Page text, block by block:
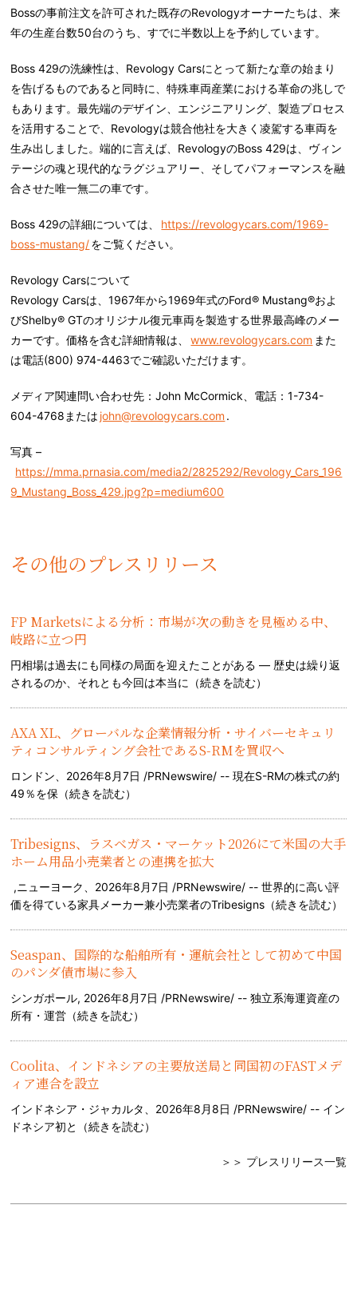
Bossの事前注文を許可された既存のRevologyオーナーたちは、来
年の生産台数50台のうち、すでに半数以上を予約しています。
Boss 429の洗練性は、 Revology Carsにとって新たな章の始まり
を告げるものであると同時に、特殊車両産業における革命の兆しで
もあります。最先端のデザイン、エンジニアリング、製造プロセス
を活用することで、 Revologyは競合他社を大きく凌駕する車両を
生み出しました。端的に言えば、 RevologyのBoss 429は、ヴィン
テージの魂と現代的なラグジュアリー、そしてパフォーマンスを融
合させた唯一無二の車です。
Boss 429の詳細については、
https://revologycars.com/1969-
boss-mustang/をご覧ください。
Revology Carsについて
Revology Carsは、1967年から1969年式のFord® Mustang®およ
びShelby® GTのオリジナル復元車両を製造する世界最高峰のメー
カーです。価格を含む詳細情報は、
www.revologycars.com また
は電話(800) 974-4463でご確認いただけます。
メディア関連問い合わせ先：John McCormick 、電話：1-734-
604-4768 または john@revologycars.com .
写真 –
https://mma.prnasia.com/media2/2825292/Revology_Cars_196
9_Mustang_Boss_429.jpg?p=medium600
その他のプレスリリース
FP Marketsによる分析：市場が次の動きを見極める中、
岐路に立つ円
円相場は過去にも同様の局面を迎えたことがある — 歴史は繰り返
されるのか、それとも今回は本当に（続きを読む）
AXA XL、グローバルな企業情報分析・サイバーセキュリ
ティコンサルティング会社であるS-RMを買収へ
ロンドン、2026年8月7日 /PRNewswire/ -- 現在S-RMの株式の約
49％を保（続きを読む）
Tribesigns、ラスベガス・マーケット2026にて米国の大手
ホーム用品小売業者との連携を拡大
,ニューヨーク、2026年8月7日 /PRNewswire/ -- 世界的に高い評
価を得ている家具メーカー兼小売業者のTribesigns（続きを読む）
Seaspan、国際的な船舶所有・運航会社として初めて中国
のパンダ債市場に参入
シンガポール, 2026年8月7日 /PRNewswire/ -- 独立系海運資産の
所有・運営（続きを読む）
Coolita、インドネシアの主要放送局と同国初のFASTメデ
ィア連合を設立
インドネシア・ジャカルタ、2026年8月8日 /PRNewswire/ -- イン
ドネシア初と（続きを読む）
＞＞ プレスリリース一覧